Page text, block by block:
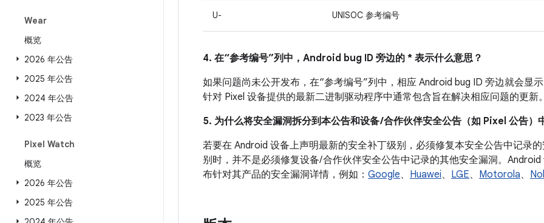
Wear
概览
2026 年公告
2025 年公告
2024 年公告
2023 年公告
Pixel Watch
概览
2026 年公告
2025 年公告
U- UNISOC 参考编号
4. 在“参考编号”列中，Android bug ID 旁边的 * 表示什么意思？
如果问题尚未公开发布，在“参考编号”列中，相应 Android bug ID 旁边就会显
针对 Pixel 设备提供的最新二进制驱动程序中通常包含旨在解决相应问题的更新
5. 为什么将安全漏洞拆分到本公告和设备 /合作伙伴安全公告（如 Pixel 公告）
若要在 Android 设备上声明最新的安全补丁级别，必须修复本安全公告中记录
别时，并不是必须修复设备/ 合作伙伴安全公告中记录的其他安全漏洞。
布针对其产品的安全漏洞详情，例如： Google、 Huawei、 LGE、 Motorola、